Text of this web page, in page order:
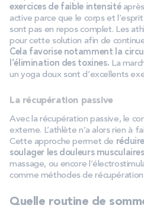
exercices de faible intensité
active parce que le corps et
sont pas en repos complet. Les
pour cette solution afin de
Cela favorise notamment la
l’élimination des toxines. La
un yoga doux sont d’excellents
La récupération passive
Avec la récupération passive, le
externe. L’athlète n’a alors rien à
Cette approche permet de
soulager les douleurs
massage, ou encore
comme méthodes de récupération
Quelle routine de